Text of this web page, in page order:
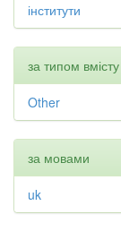
інститути
за типом вмісту
Other
за мовами
uk